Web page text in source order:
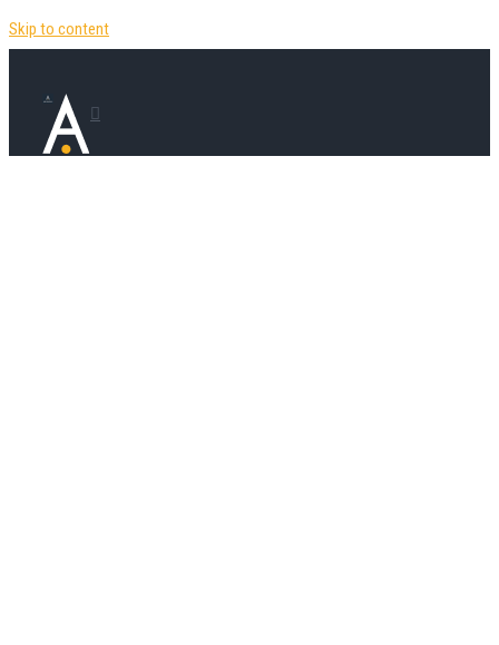
Skip to content